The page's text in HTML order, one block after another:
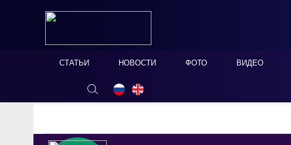
СТАТЬИ НОВОСТИ ФОТО ВИДЕО
ОНЛАЙН ТАБЛО СКРЫТЬ